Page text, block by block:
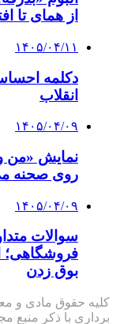
از همای تا
۱۴۰۵/۰۴/۱۱
دکلمه‌
انقلاب
۱۴۰۵/۰۴/۰۹
نمایش «من و
روی صحنه
۱۴۰۵/۰۴/۰۹
سوالات
فروشگاهی؛
بوق زدن
کلیه حقوق مادی و
برداری با ذکر منبع